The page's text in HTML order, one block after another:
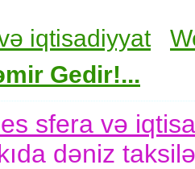
iqtisadiyyat
Gedir!...
sfera və
dəniz